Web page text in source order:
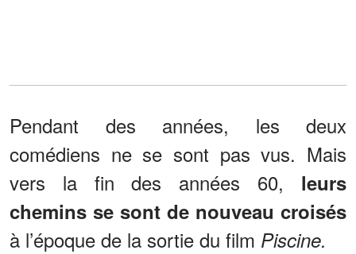
Pendant des années, les deux
comédiens ne se sont pas vus. Mais
vers la fin des années 60, leurs
chemins se sont de nouveau croisés
à l’époque de la sortie du film Piscine.